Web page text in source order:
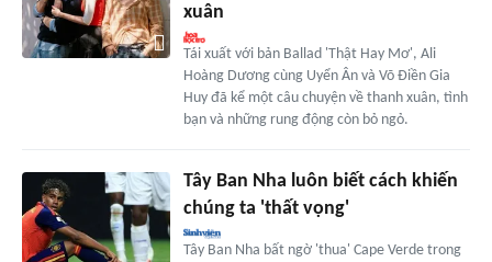
xuân
Tái xuất với bản Ballad 'Thật Hay Mơ', Ali
Hoàng Dương cùng Uyển Ân và Võ Điền Gia
Huy đã kể một câu chuyện về thanh xuân, tình
bạn và những rung động còn bỏ ngỏ.
Tây Ban Nha luôn biết cách khiến
chúng ta 'thất vọng'
Tây Ban Nha bất ngờ 'thua' Cape Verde trong